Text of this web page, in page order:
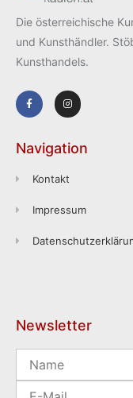
Die österreichische
und Kunsthändler.
Kunsthandels.
Navigation
Kontakt
Impressum
Newsletter